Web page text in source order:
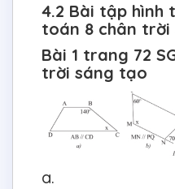
4.2 Bài tập hình
toán 8 chân
Bài 1 trang 72
trời sáng tạo
a.